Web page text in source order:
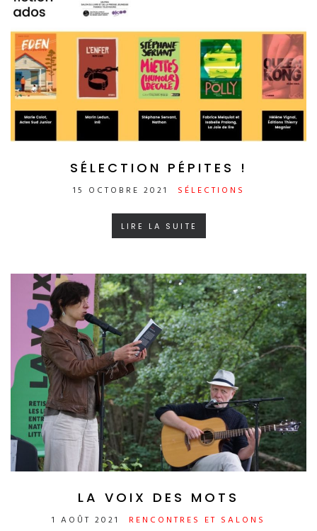
SÉLECTION PÉPITES !
15 OCTOBRE 2021 SÉLECTIONS
LIRE LA SUITE
LA VOIX DES MOTS
1 AOÛT 2021 RENCONTRES ET SALONS